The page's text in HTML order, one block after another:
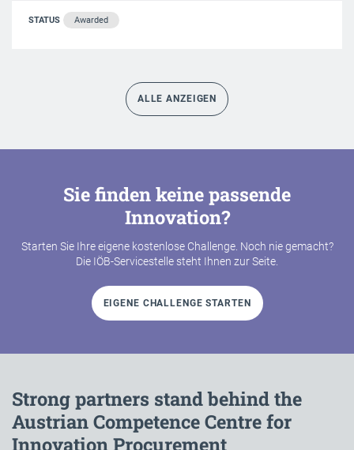
STATUS Awarded
ALLE ANZEIGEN
Sie finden keine passende
Innovation?
Starten Sie Ihre eigene kostenlose Challenge. Noch nie gemacht?
Die IÖB-Servicestelle steht Ihnen zur Seite.
EIGENE CHALLENGE STARTEN
Strong partners stand behind the
Austrian Competence Centre for
Innovation Procurement